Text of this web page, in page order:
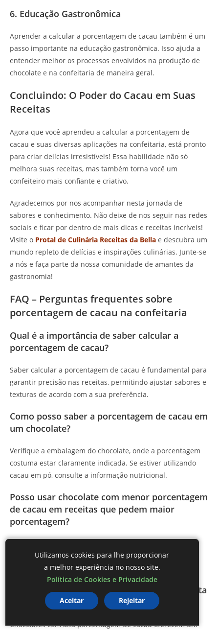
6. Educação Gastronômica
Aprender a calcular a porcentagem de cacau também é um
passo importante na educação gastronômica. Isso ajuda a
entender melhor os processos envolvidos na produção de
chocolate e na confeitaria de maneira geral.
Concluindo: O Poder do Cacau em Suas
Receitas
Agora que você aprendeu a calcular a porcentagem de
cacau e suas diversas aplicações na confeitaria, está pronto
para criar delícias irresistíveis! Essa habilidade não só
melhora suas receitas, mas também torna você um
confeiteiro mais confiante e criativo.
Agradecemos por nos acompanhar nesta jornada de
sabores e conhecimento. Não deixe de nos seguir nas redes
sociais e ficar por dentro de mais dicas e receitas incríveis!
Visite o Protal de Culinária Receitas da Bella e descubra um
mundo repleto de delícias e inspirações culinárias. Junte-se
a nós e faça parte da nossa comunidade de amantes da
gastronomia!
FAQ – Perguntas frequentes sobre
porcentagem de cacau na confeitaria
Qual é a importância de saber calcular a
porcentagem de cacau?
Saber calcular a porcentagem de cacau é fundamental para
garantir precisão nas receitas, permitindo ajustar sabores e
texturas de acordo com a sua preferência.
Como posso saber a porcentagem de cacau em
um chocolate?
Verifique a embalagem do chocolate, onde a porcentagem
costuma estar claramente indicada. Se estiver utilizando
cacau em pó, consulte a informação nutricional.
Posso usar chocolate com menor porcentagem
de cacau em receitas que pedem maior
porcentagem?
outros ingredientes, pois chocolates com menor
porcentagem de cacau tendem a ser mais doces.
Quais os benefícios de usar chocolate com alta
porcentagem de cacau?
Chocolates com alta porcentagem de cacau oferecem um
Utilizamos cookies para lhe proporcionar
a melhor experiência no nosso site.
Política de Cookies e Privacidade
Aceitar Rejeitar